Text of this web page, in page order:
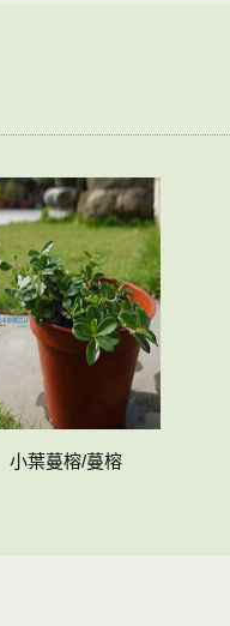
小葉蔓榕/蔓榕